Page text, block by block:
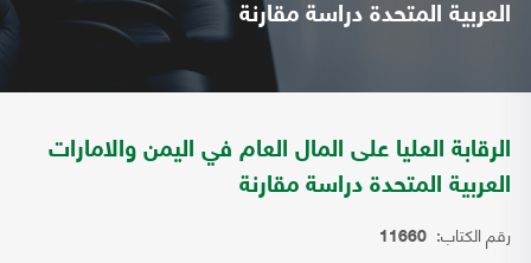
العربية المتحدة دراسة مقارنة
الرقابة العليا على المال العام في اليمن والامارات
العربية المتحدة دراسة مقارنة
رقم الكتاب: 11660